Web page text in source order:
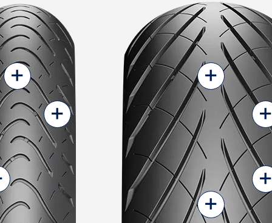
+
+
+
+